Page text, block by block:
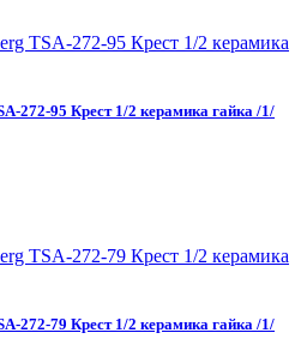
272-95 Крест 1/2 керамика гайка /1/
272-79 Крест 1/2 керамика гайка /1/